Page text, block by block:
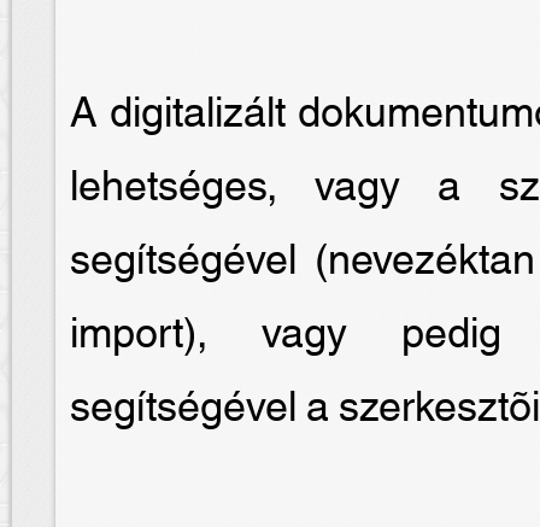
A digitalizált
lehetséges, vagy a
segítségével
import), vagy
segítségével a